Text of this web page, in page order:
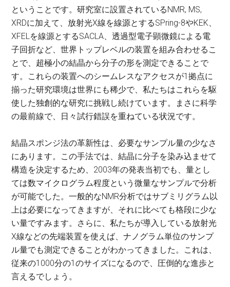
ということです。研究室に設置されているNMR, MS,
XRDに加えて、放射光X線を線源とするSPring-8やKEK、
XFELを線源とするSACLA、透過型電子顕微鏡による電
子回折など、世界トップレベルの装置を組み合わせるこ
とで、超極小の結晶から分子の形を測定できることで
す。これらの装置へのシームレスなアクセスが1拠点に
揃った研究環境は世界にも稀少で、私たちはこれらを駆
使した独創的な研究に挑戦し続けています。まさに科学
の最前線で、日々試行錯誤を重ねている状況です。
結晶スポンジ法の革新性は、必要なサンプル量の少なさ
にあります。この手法では、結晶に分子を染み込ませて
構造を決定するため、2003年の発表当初でも、量とし
ては数マイクログラム程度という微量なサンプルで分析
が可能でした。一般的なNMR分析ではサブミリグラム以
上は必要になってきますが、それに比べても格段に少な
い量ですみます。さらに、私たちが導入している放射光
X線などの先端装置を使えば、ナノグラム単位のサンプ
ル量でも測定できることがわかってきました。これは、
従来の1000分の1のサイズになるので、圧倒的な進歩と
言えるでしょう。